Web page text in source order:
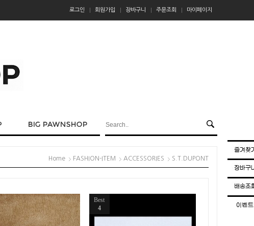
로그인 회원가입 장바구니 주문조회 마이페이지
Home FASHION-ITEM ACCESSORIES S.T.DUPONT
Best
4